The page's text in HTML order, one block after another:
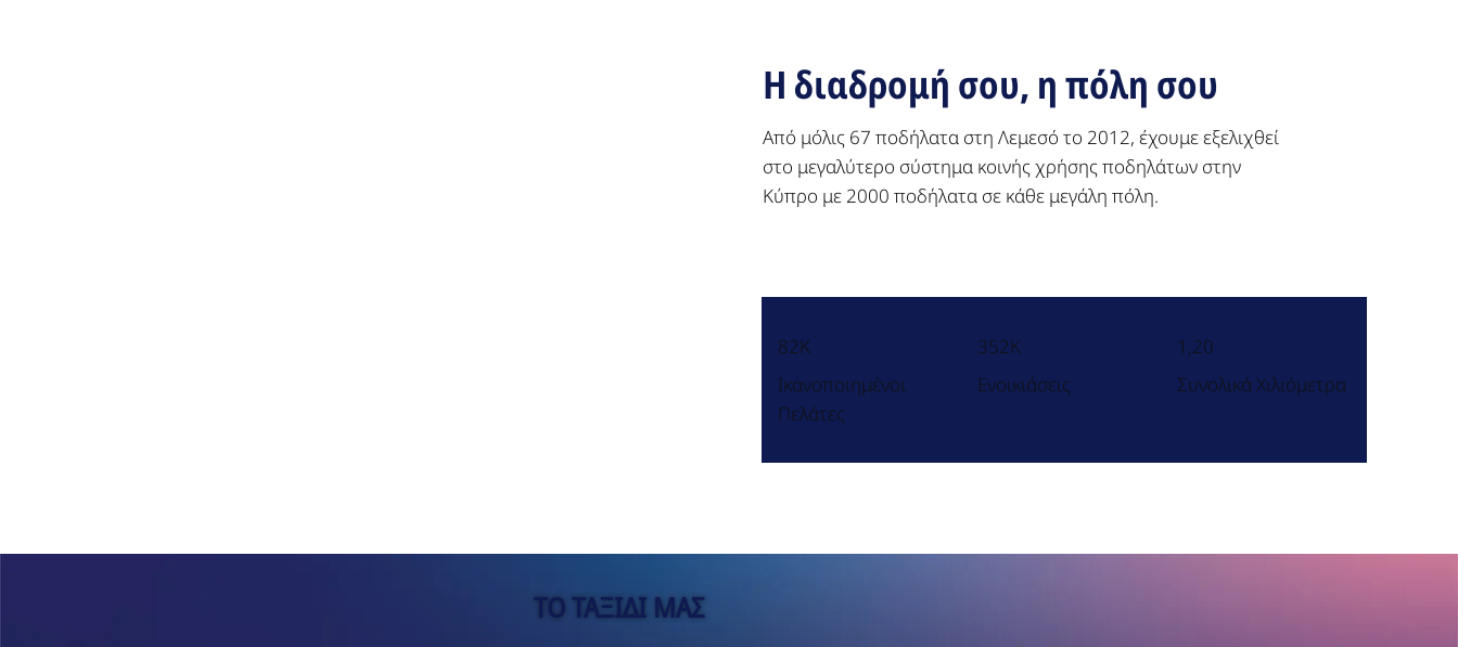
Η διαδρομή σου, η πόλη σου
Από μόλις 67 ποδήλατα στη Λεμεσό το 2012, έχουμε εξελιχθεί
στο μεγαλύτερο σύστημα κοινής χρήσης ποδηλάτων στην
Κύπρο με 2000 ποδήλατα σε κάθε μεγάλη πόλη.
82K
Ικανοποιημένοι
Πελάτες
352K
Ενοικιάσεις
1,20
Συνολικά Χιλιόμετρα
ΤΟ ΤΑΞΙΔΙ ΜΑΣ